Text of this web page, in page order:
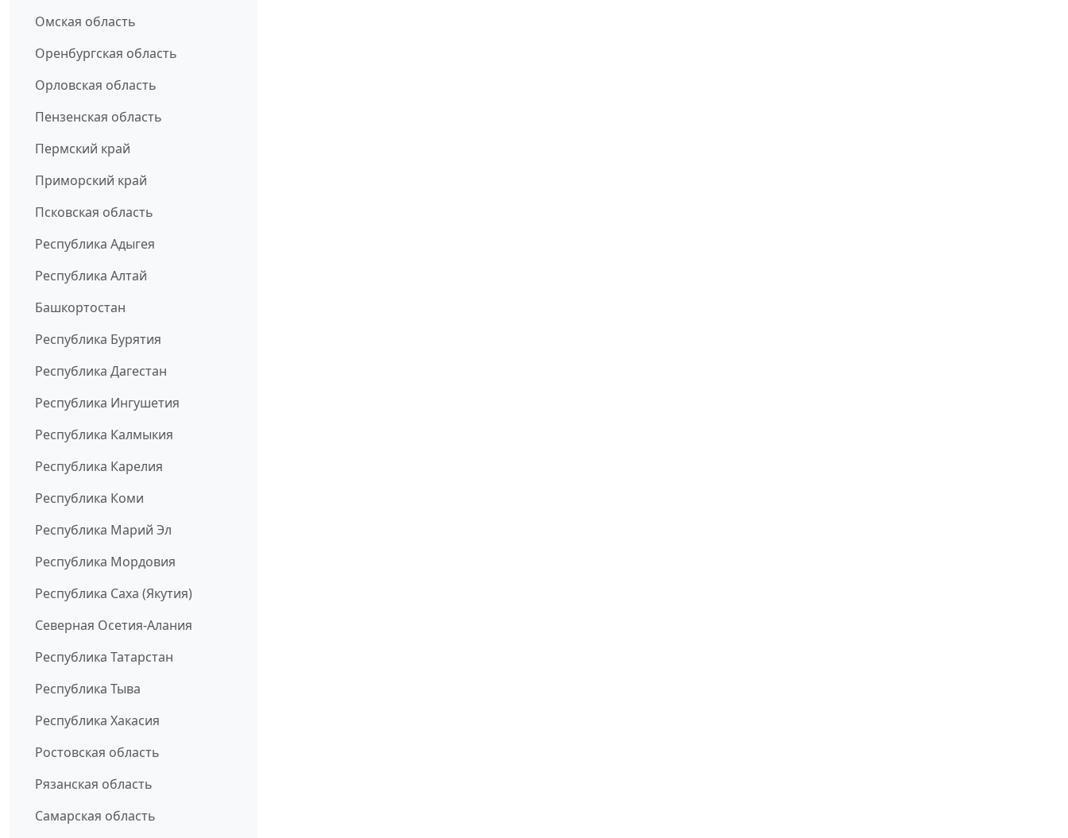
Омская область
Оренбургская область
Орловская область
Пензенская область
Пермский край
Приморский край
Псковская область
Республика Адыгея
Республика Алтай
Башкортостан
Республика Бурятия
Республика Дагестан
Республика Ингушетия
Республика Калмыкия
Республика Карелия
Республика Коми
Республика Марий Эл
Республика Мордовия
Республика Саха (Якутия)
Северная Осетия-Алания
Республика Татарстан
Республика Тыва
Республика Хакасия
Ростовская область
Рязанская область
Самарская область